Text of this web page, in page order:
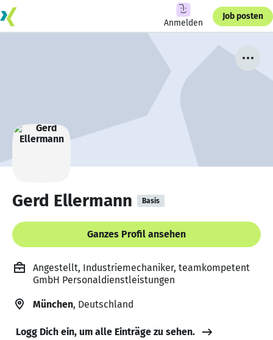
Anmelden
Job posten
Gerd Ellermann Basis
Ganzes Profil ansehen
Angestellt, Industriemechaniker, teamkompetent
GmbH Personaldienstleistungen
München, Deutschland
Logg Dich ein, um alle Einträge zu sehen.